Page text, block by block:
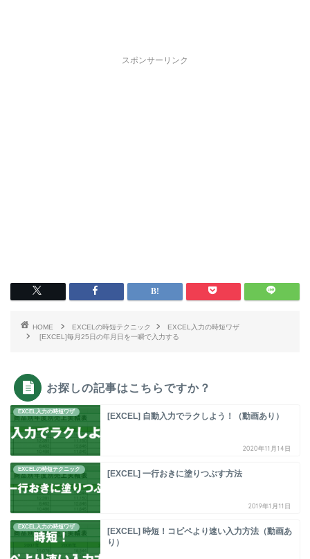
スポンサーリンク
HOME EXCELの時短テクニック
EXCEL入力の時短ワザ
[EXCEL]毎月25日の年月日を一瞬で入力する
お探しの記事はこちらですか？
EXCEL入力の時短ワザ [EXCEL] 自動入力でラクしよう！（動画あり）
2020年11月14日
EXCELの時短テクニック [EXCEL] 一行おきに塗りつぶす方法
2019年1月11日
EXCEL入力の時短ワザ
[EXCEL] 時短！コピペより速い入力方法（動画あ
り）